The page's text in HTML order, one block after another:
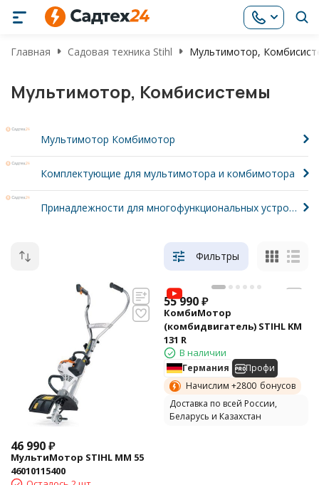
Главная Садовая техника Stihl Мультимотор,
Мультимотор, Комбисистемы
Мультимотор Комбимотор
Комплектующие для мультимотора и комбимотора
Принадлежности для многофункциональных устройств KM MM
Фильтры
46 990₽
МультиМотор STIHL MM 55
46010115400
55 990₽
КомбиМотор
(комбидвигатель) STIHL KM
131 R
В наличии
Германия
Профи
Начислим +2800 бонусов
Доставка по всей России,
Беларусь и Казахстан